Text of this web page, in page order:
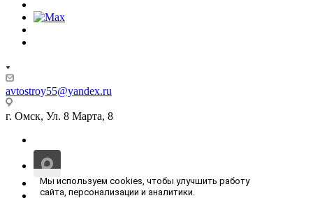
avtostroy55@yandex.ru
г. Омск, Ул. 8 Марта, 8
Мы используем cookies, чтобы улучшить работу
сайта, персонализации и аналитики.